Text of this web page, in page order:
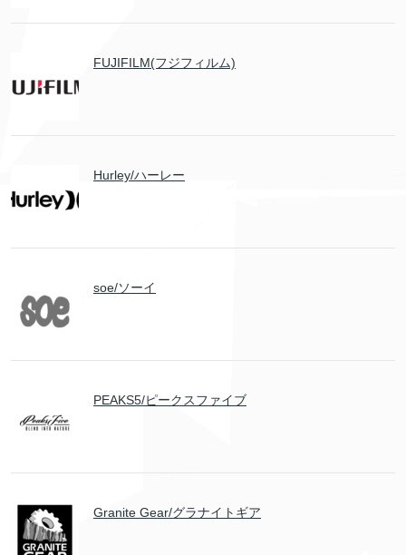
FUJIFILM(フジフィルム)
Hurley/ハーレー
soe/ソーイ
PEAKS5/ピークスファイブ
Granite Gear/グラナイトギア